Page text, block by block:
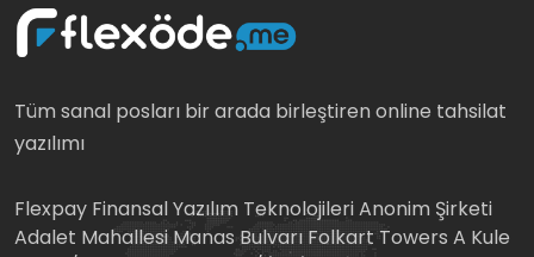
Tüm sanal posları bir arada birleştiren online tahsilat
yazılımı
Flexpay Finansal Yazılım Teknolojileri Anonim Şirketi
Adalet Mahallesi Manas Bulvarı Folkart Towers A Kule